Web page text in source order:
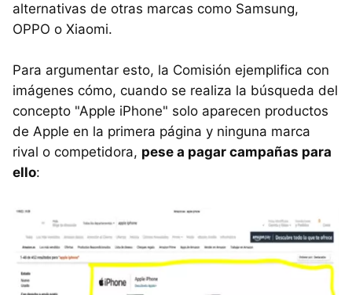
alternativas de otras marcas como Samsung,
OPPO o Xiaomi.
Para argumentar esto, la Comisión ejemplifica con
imágenes cómo, cuando se realiza la búsqueda del
concepto "Apple iPhone" solo aparecen productos
de Apple en la primera página y ninguna marca
rival o competidora, pese a pagar campañas para
ello: